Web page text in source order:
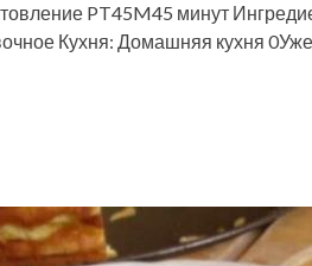
PT45M45 минут
Кухня: Домашняя кухня